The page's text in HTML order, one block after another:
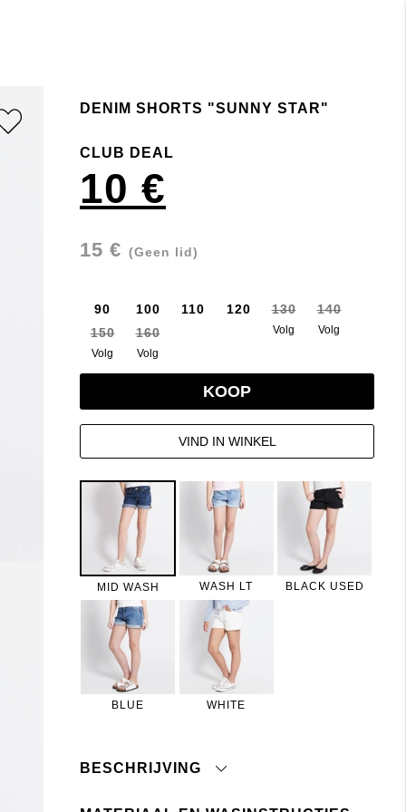
DENIM SHORTS "SUNNY STAR"
CLUB DEAL
10 €
15 € (Geen lid)
90 100 110 120 130
Volg
140
Volg
150
Volg
160
Volg
KOOP
VIND IN WINKEL
MID WASH WASH LT BLACK USED
BLUE WHITE
BESCHRIJVING